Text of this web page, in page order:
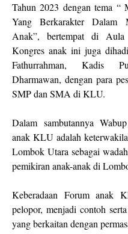
Tahun 2023 dengan tema “
Yang Berkarakter Dalam
Anak”, bertempat di
Kongres anak ini juga
Fathurrahman, Kadis
Dharmawan, dengan para
SMP dan SMA di KLU.
Dalam sambutannya
anak KLU adalah
Lombok Utara sebagai
pemikiran anak-anak di
Keberadaan Forum anak
pelopor, menjadi contoh
yang berkaitan dengan